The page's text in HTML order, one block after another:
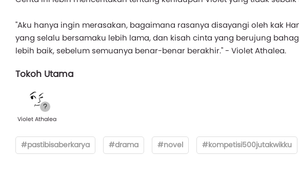
"Aku hanya ingin merasakan, bagaimana rasanya disayangi oleh kak
yang selalu bersamaku lebih lama, dan kisah cinta yang berujung
lebih baik, sebelum semuanya benar-benar berakhir." - Violet Athalea.
Tokoh Utama
Violet Athalea
#pastibisaberkarya #drama #novel #kompetisi500jutakwikku